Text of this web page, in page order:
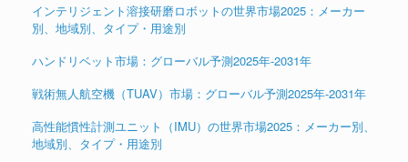
インテリジェント溶接研磨ロボットの世界市場2025：メーカー
別、地域別、タイプ・用途別
ハンドリベット市場：グローバル予測2025年-2031年
戦術無人航空機（TUAV）市場：グローバル予測2025年-2031年
高性能慣性計測ユニット（IMU）の世界市場2025：メーカー別、
地域別、タイプ・用途別